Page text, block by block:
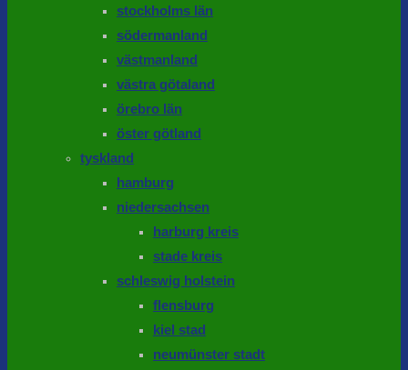
stockholms län
södermanland
västmanland
västra götaland
örebro län
öster götland
tyskland
hamburg
niedersachsen
harburg kreis
stade kreis
schleswig holstein
flensburg
kiel stad
neumünster stadt